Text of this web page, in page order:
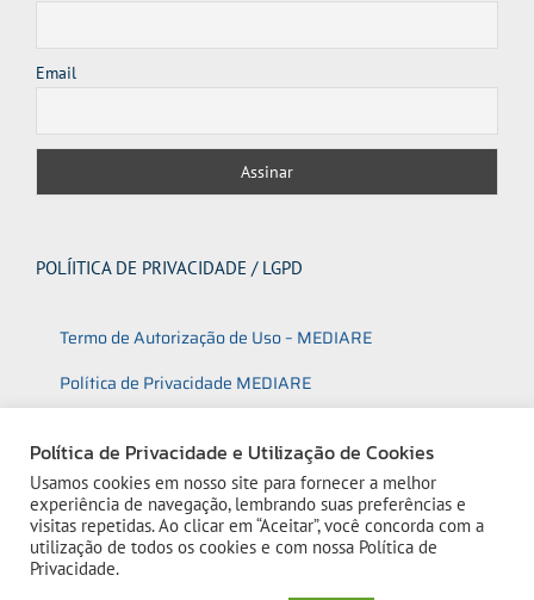
Email
POLÍITICA DE PRIVACIDADE / LGPD
Termo de Autorização de Uso – MEDIARE
Política de Privacidade MEDIARE
Política de Privacidade e Utilização de Cookies
Usamos cookies em nosso site para fornecer a melhor
experiência de navegação, lembrando suas preferências e
visitas repetidas. Ao clicar em “Aceitar”, você concorda com a
utilização de todos os cookies e com nossa Política de
Privacidade.